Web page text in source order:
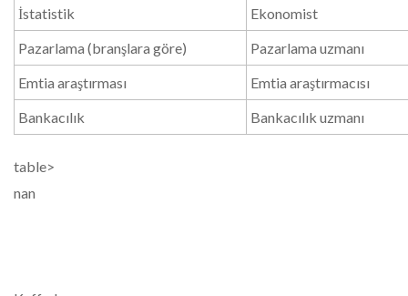
İstatistik
Ekonomist
Pazarlama (branşlara göre)
Pazarlama uzmanı
Emtia araştırması
Emtia araştırmacısı
Bankacılık
Bankacılık uzmanı
table>
nan